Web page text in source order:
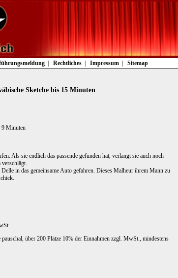
Rechtliches Impressum Sitemap
Sketche bis 15 Minuten
9 Minuten
Als sie endlich das passende gefunden hat, verlangt sie auch noch
in das gemeinsame Auto gefahren. Dieses Malheur ihrem Mann zu
über 200 Plätze 10% der Einnahmen zzgl. MwSt., mindestens